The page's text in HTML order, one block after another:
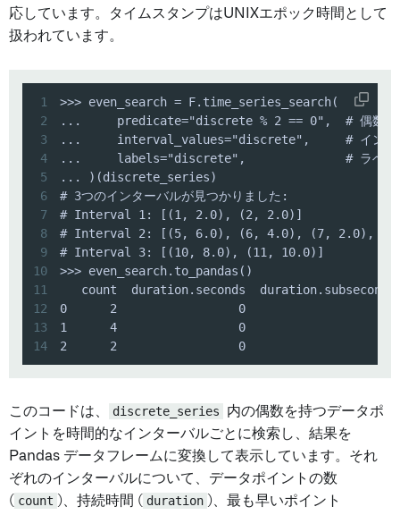
応しています。タイムスタンプはUNIXエポック時間として
扱われています。
1
2
3
4
5
6
7
8
9
10
11
12
13
14
2      2                 0                         2 1970-
このコードは、 discrete_series
内の偶数を持つデータポ
イントを時間的なインターバルごとに検索し、結果を
Pandas データフレームに変換して表示しています。それ
ぞれのインターバルについて、データポイントの数
( count )、持続時間 ( duration )、最も早いポイント